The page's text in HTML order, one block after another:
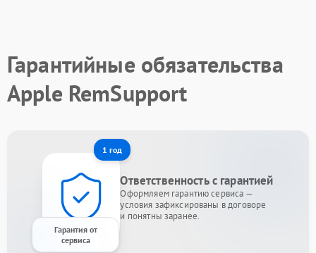
Гарантийные обязательства
Apple RemSupport
1 год
Гарантия от
сервиса
Ответственность с гарантией
Оформляем гарантию сервиса —
условия зафиксированы в договоре
и понятны заранее.